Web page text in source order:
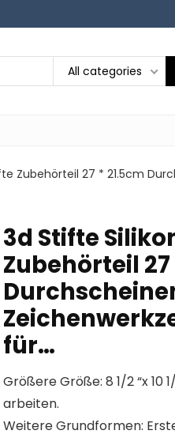
All categories
Zubehörteil 27 * 21.5cm
3d Stifte
Zubehörteil 27
für…
Größere Größe: 8 1/2 “x 10
arbeiten.
Weitere Grundformen: